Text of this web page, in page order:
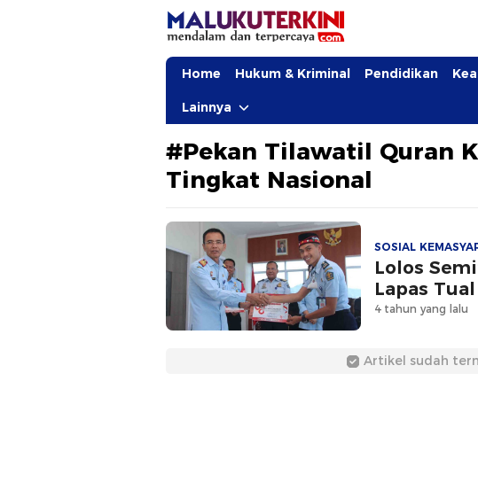
MalukuTerkini.com
Terkini, Mendalam dan Terpercaya
Home Hukum & Kriminal Pendidikan
Lainnya
#Pekan Tilawatil Quran
Tingkat Nasional
SOSIAL
Lolos
Lapas
4 tahun yang lalu
Artikel sudah